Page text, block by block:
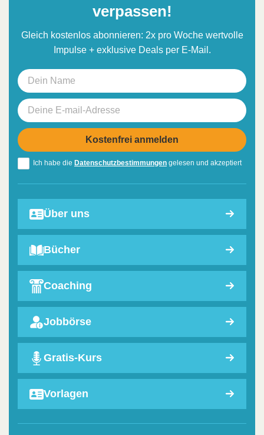
verpassen!
Gleich kostenlos abonnieren: 2x pro Woche wertvolle
Impulse + exklusive Deals per E-Mail.
Ich habe die Datenschutzbestimmungen gelesen und akzeptiert
Über uns
Bücher
Coaching
Jobbörse
Gratis-Kurs
Vorlagen